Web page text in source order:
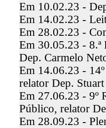
Em 10.02.23 -
Em 14.02.23 -
Em 28.02.23 -
Em 30.05.23 - 8.ª
Dep. Carmelo
Em 14.06.23 -
relator Dep.
Em 27.06.23 - 9º
Público, relator
Em 28.09.23 -